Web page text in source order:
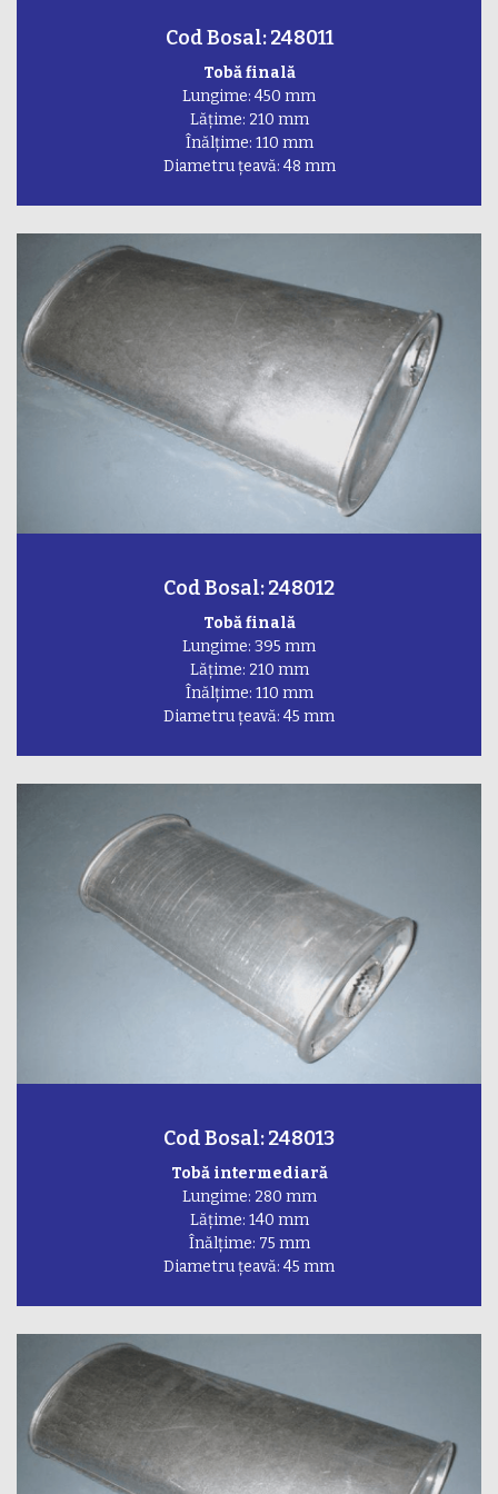
Cod Bosal: 248011
Tobă finală
Lungime: 450 mm
Lățime: 210 mm
Înălțime: 110 mm
Diametru țeavă: 48 mm
Cod Bosal: 248012
Tobă finală
Lungime: 395 mm
Lățime: 210 mm
Înălțime: 110 mm
Diametru țeavă: 45 mm
Cod Bosal: 248013
Tobă intermediară
Lungime: 280 mm
Lățime: 140 mm
Înălțime: 75 mm
Diametru țeavă: 45 mm